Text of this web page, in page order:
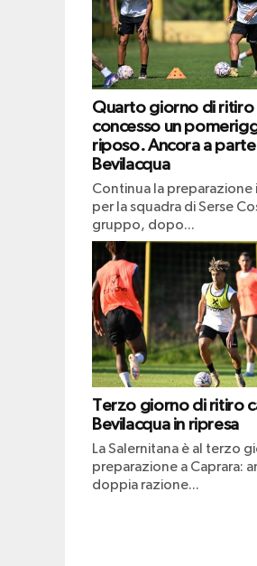
Quarto giorno di ritiro
concesso un
riposo. Ancora a parte
Bevilacqua
Continua la preparazione
per la squadra di Serse
gruppo, dopo...
Terzo giorno di ritiro
Bevilacqua in ripresa
La Salernitana è al terzo
preparazione a Caprara:
doppia razione...